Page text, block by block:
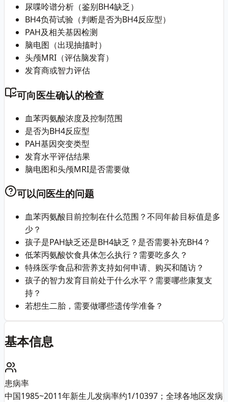
尿喋呤谱分析（鉴别BH4缺乏）
BH4负荷试验（判断是否为BH4反应型）
PAH及相关基因检测
脑电图（出现抽搐时）
头颅MRI（评估脑发育）
发育商或智力评估
可向医生确认的检查
血苯丙氨酸浓度及控制范围
是否为BH4反应型
PAH基因突变类型
发育水平评估结果
脑电图和头颅MRI是否需要做
可以问医生的问题
血苯丙氨酸目前控制在什么范围？不同年龄目标值是多
少？
孩子是PAH缺乏还是BH4缺乏？是否需要补充BH4？
低苯丙氨酸饮食具体怎么执行？需要吃多久？
特殊医学食品和营养支持如何申请、购买和随访？
孩子的智力发育目前处于什么水平？需要哪些康复支
持？
若想生二胎，需要做哪些遗传学准备？
基本信息
患病率
中国1985~2011年新生儿发病率约1/10397；全球各地区发病